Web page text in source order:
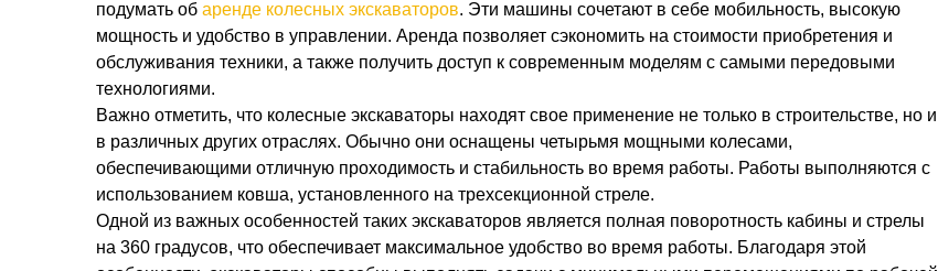
подумать об аренде колесных экскаваторов. Эти машины сочетают в себе мобильность, высокую
мощность и удобство в управлении. Аренда позволяет сэкономить на стоимости приобретения и
обслуживания техники, а также получить доступ к современным моделям с самыми передовыми
технологиями.
Важно отметить, что колесные экскаваторы находят свое применение не только в строительстве, но и
в различных других отраслях. Обычно они оснащены четырьмя мощными колесами,
обеспечивающими отличную проходимость и стабильность во время работы. Работы выполняются с
использованием ковша, установленного на трехсекционной стреле.
Одной из важных особенностей таких экскаваторов является полная поворотность кабины и стрелы
на 360 градусов, что обеспечивает максимальное удобство во время работы. Благодаря этой